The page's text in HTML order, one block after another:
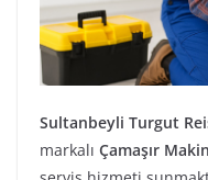
Sultanbeyli Turgut
markalı Çamaşır